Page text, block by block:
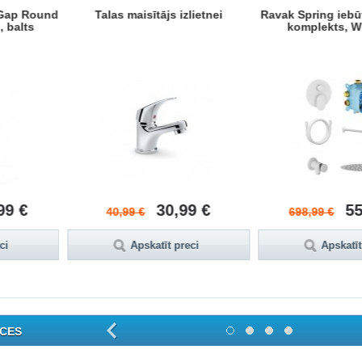
izlietnes
€
pods Norma ar vāku, horizontāls
121,99 € 104,99 €
Apskatīt preci
Termostatiskais
virzienu
538,99 €